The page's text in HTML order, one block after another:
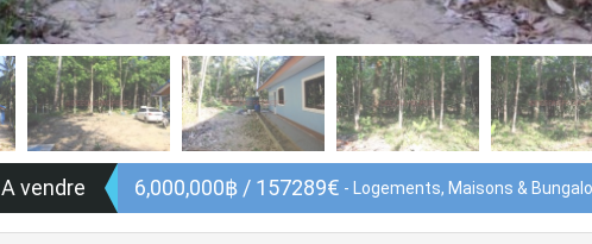
A vendre 6,000,000฿ / 157289€ - Logements, Maisons &